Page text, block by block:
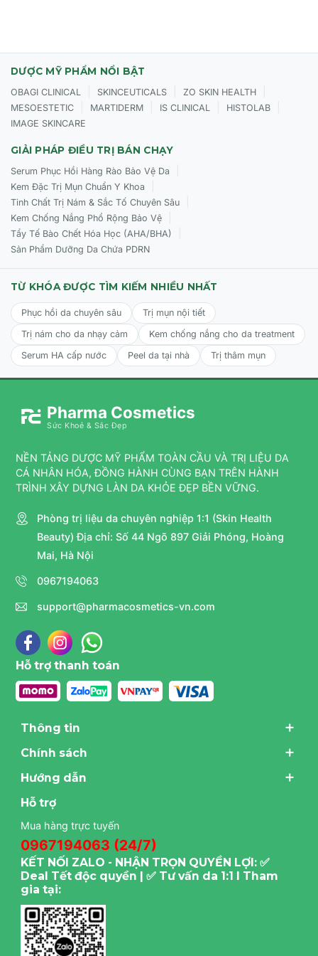
Cách sử dụng hiệu quả CỦA TOSKANI Sensitive Skin
Ampoule
Để sản phẩm phát huy tác dụng tối đa, Thắm hãy hướng
dẫn khách hàng theo các bước sau:
Làm sạch:Rửa mặt sạch sâu và thấm khô da.
Chuẩn bị:Lắc nhẹ ống Ampoule, bẻ cổ ống bằng dụng cụ
chuyên dụng đi kèm và lắp đầu phân phối.
Thoa tinh chất:Thoa sản phẩm lên vùng mặt, cổ và
ngực. Massage nhẹ nhàng cho đến khi tinh chất thẩm
thấu hoàn toàn.
Khóa ẩm:Sử dụng kem dưỡng ẩm thông thường của bạn
để khóa lại các dưỡng chất quý giá.
DƯỢC MỸ PHẨM NỔI BẬT
OBAGI CLINICAL SKINCEUTICALS ZO SKIN HEALTH
MESOESTETIC MARTIDERM IS CLINICAL HISTOLAB
IMAGE SKINCARE
GIẢI PHÁP ĐIỀU TRỊ BÁN CHẠY
Serum Phục Hồi Hàng Rào Bảo Vệ Da
Kem Đặc Trị Mụn Chuẩn Y Khoa
Tinh Chất Trị Nám & Sắc Tố Chuyên Sâu
Kem Chống Nắng Phổ Rộng Bảo Vệ
Tẩy Tế Bào Chết Hóa Học (AHA/BHA)
Sản Phẩm Dưỡng Da Chứa PDRN
TỪ KHÓA ĐƯỢC TÌM KIẾM NHIỀU NHẤT
Phục hồi da chuyên sâu
Trị mụn nội tiết
Trị nám cho da nhạy cảm
Kem chống nắng cho da treatment
Serum HA cấp nước
Peel da tại nhà Trị thâm mụn
Pharma Cosmetics
Sức Khoẻ & Sắc Đẹp
NỀN TẢNG DƯỢC MỸ PHẨM TOÀN CẦU VÀ TRỊ LIỆU DA
CÁ NHÂN HÓA, ĐỒNG HÀNH CÙNG BẠN TRÊN HÀNH
TRÌNH XÂY DỰNG LÀN DA KHỎE ĐẸP BỀN VỮNG.
Phòng trị liệu da chuyên nghiệp 1:1 (Skin Health
Beauty) Địa chỉ: Số 44 Ngõ 897 Giải Phóng, Hoàng
Mai, Hà Nội
0967194063
support@pharmacosmetics-vn.com
Hỗ trợ thanh toán
Thông tin
Chính sách
Hướng dẫn
Hỗ trợ
Mua hàng trực tuyến
0967194063 (24/7)
KẾT NỐI ZALO - NHẬN TRỌN QUYỀN LỢI: ✅
Deal Tết độc quyền | ✅ Tư vấn da 1:1 I Tham
gia tại: